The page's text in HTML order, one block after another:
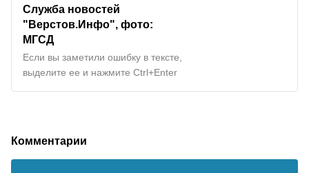
Служба новостей
"Верстов.Инфо", фото:
МГСД
Если вы заметили ошибку в тексте,
выделите ее и нажмите Ctrl+Enter
Комментарии